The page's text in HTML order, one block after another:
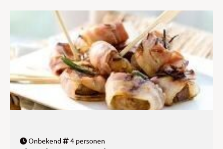
Onbekend 4 personen